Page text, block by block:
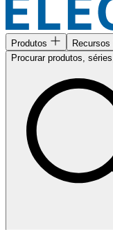
Produtos Recursos
Procurar produtos,